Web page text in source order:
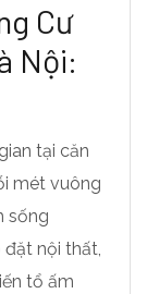
Cư
Nội:
tại căn
mét vuông
sống
nội thất,
tổ ấm